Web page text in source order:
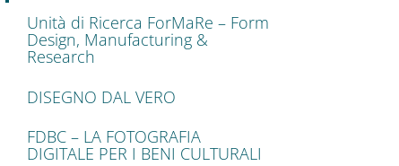
Unità di Ricerca ForMaRe – Form
Design, Manufacturing &
Research
DISEGNO DAL VERO
FDBC – LA FOTOGRAFIA
DIGITALE PER I BENI CULTURALI